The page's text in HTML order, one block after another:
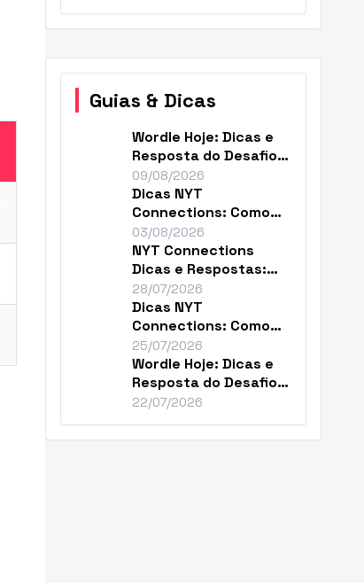
Guias & Dicas
Wordle Hoje: Dicas e
Resposta do Desafio
#1877 (09/08)
09/08/2026
Dicas NYT
Connections: Como
Resolver o Enigma de
Hoje
03/08/2026
NYT Connections
Dicas e Respostas:
Como Vencer Hoje
28/07/2026
Dicas NYT
Connections: Como
Resolver o Desafio de
Hoje
25/07/2026
Wordle Hoje: Dicas e
Resposta do Desafio
#1859 de Julho
22/07/2026